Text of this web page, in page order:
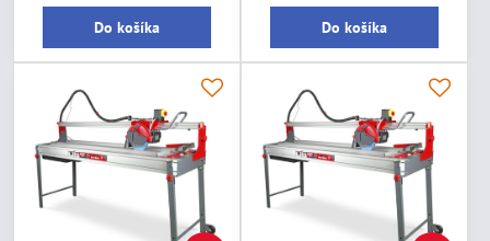
Do košíka Do košíka